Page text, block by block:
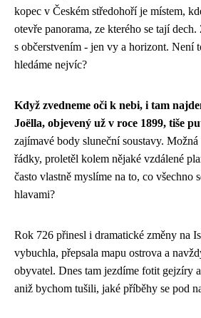
kopec v Českém středohoří je místem,
otevře panorama, ze kterého se tají
s občerstvením - jen vy a horizont. Není
hledáme nejvíc?
Když zvedneme oči k nebi, i tam
Joëlla, objevený už v roce 1899, tiše
zajímavé body sluneční soustavy.
řádky, proletěl kolem nějaké vzdálené
často vlastně myslíme na to, co všechno
hlavami?
Rok 726 přinesl i dramatické změny na
vybuchla, přepsala mapu ostrova a
obyvatel. Dnes tam jezdíme fotit gejzíry
aniž bychom tušili, jaké příběhy se pod